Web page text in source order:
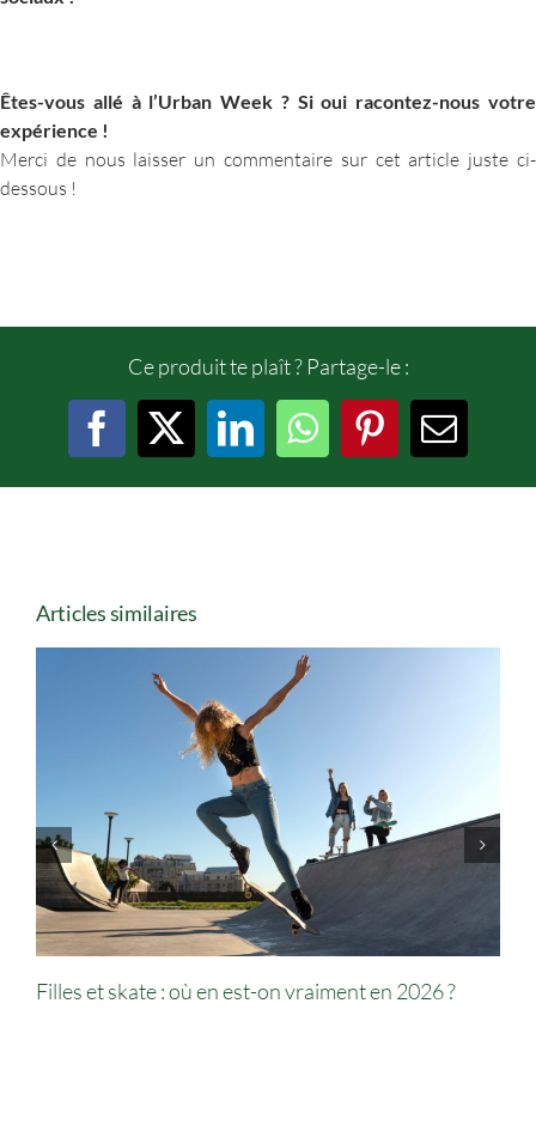
Êtes-vous allé à l’Urban Week ? Si oui racontez-nous votre
expérience !
Merci de nous laisser un commentaire sur cet article juste ci-
dessous !
Ce produit te plaît ? Partage-le :
Facebook
X LinkedInWhatsApp
Pinterest
Email
Articles similaires
Filles et skate : où en est-on vraiment en 2026 ?